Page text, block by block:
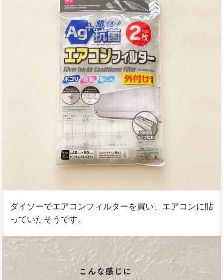
ダイソーでエアコンフィルターを買い、エアコンに貼
っていたそうです。